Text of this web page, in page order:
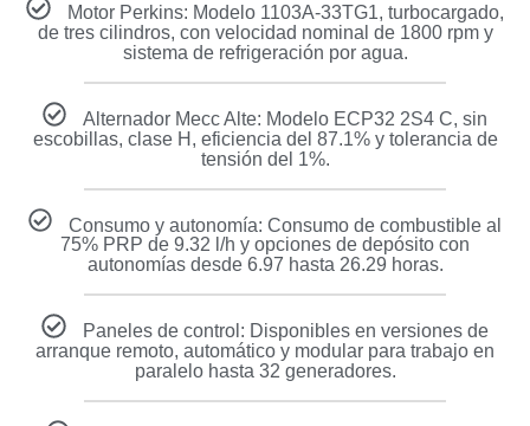
Motor Perkins: Modelo 1103A-33TG1, turbocargado,
de tres cilindros, con velocidad nominal de 1800 rpm y
sistema de refrigeración por agua.
Alternador Mecc Alte: Modelo ECP32 2S4 C, sin
escobillas, clase H, eficiencia del 87.1% y tolerancia de
tensión del 1%.
Consumo y autonomía: Consumo de combustible al
75% PRP de 9.32 l/h y opciones de depósito con
autonomías desde 6.97 hasta 26.29 horas.
Paneles de control: Disponibles en versiones de
arranque remoto, automático y modular para trabajo en
paralelo hasta 32 generadores.